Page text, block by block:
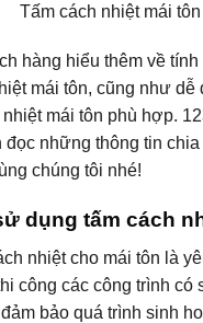
Tấm cách nhiệt mái tôn
hàng hiểu thêm về
mái tôn, cũng như
nhiệt mái tôn phù hợp.
những thông tin chia
chúng tôi nhé!
dụng tấm cách
nhiệt cho mái tôn là
công các công trình có
bảo quá trình sinh